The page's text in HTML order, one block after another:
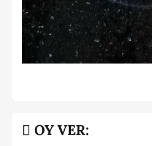
OY VER: